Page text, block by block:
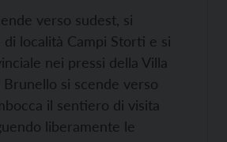
verso sudest, si
di località Campi Storti e si
nei pressi della Villa
si scende verso
il sentiero di visita
liberamente le